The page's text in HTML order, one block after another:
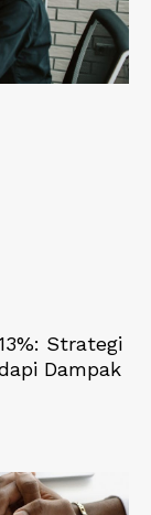
Strategi
Dampak